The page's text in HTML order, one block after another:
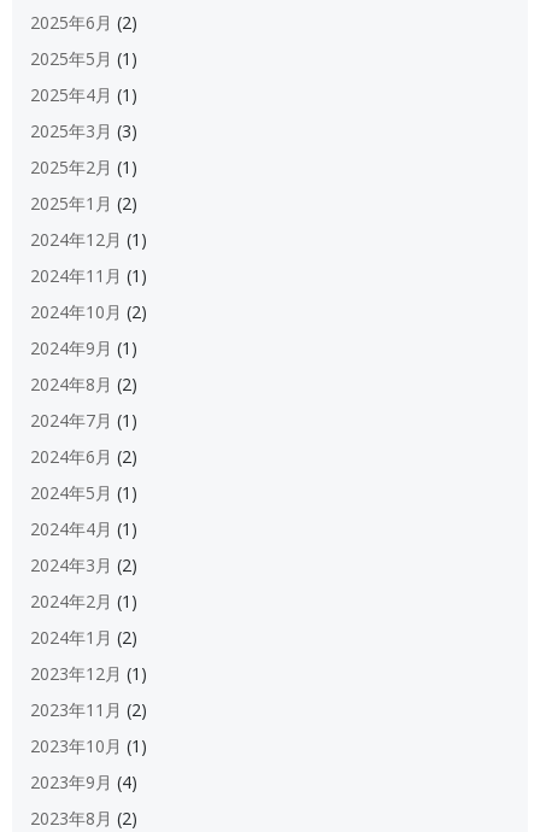
2025年6月 (2)
2025年5月 (1)
2025年4月 (1)
2025年3月 (3)
2025年2月 (1)
2025年1月 (2)
2024年12月 (1)
2024年11月 (1)
2024年10月 (2)
2024年9月 (1)
2024年8月 (2)
2024年7月 (1)
2024年6月 (2)
2024年5月 (1)
2024年4月 (1)
2024年3月 (2)
2024年2月 (1)
2024年1月 (2)
2023年12月 (1)
2023年11月 (2)
2023年10月 (1)
2023年9月 (4)
2023年8月 (2)